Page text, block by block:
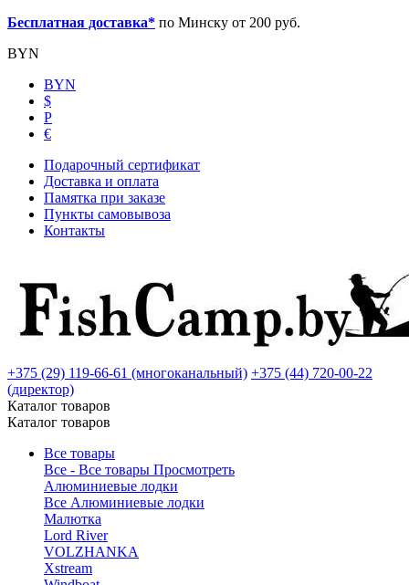
Бесплатная доставка* по Минску от 200 руб.
BYN
BYN
$
Р
€
Подарочный сертификат
Доставка и оплата
Памятка при заказе
Пункты самовывоза
Контакты
+375 (29) 119-66-61 (многоканальный) +375 (44) 720-00-22
(директор)
Каталог товаров
Каталог товаров
Все товары
Все - Все товары Просмотреть
Алюминиевые лодки
Все Алюминиевые лодки
Малютка
Lord River
VOLZHANKA
Xstream